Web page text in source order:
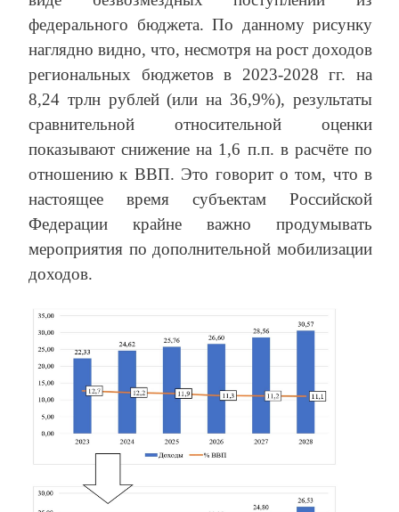
федерального бюджета. По данному рисунку
наглядно видно, что, несмотря на рост доходов
региональных бюджетов в 2023-2028 гг. на
8,24 трлн рублей (или на 36,9%), результаты
сравнительной относительной оценки
показывают снижение на 1,6 п.п. в расчёте по
отношению к ВВП. Это говорит о том, что в
настоящее время субъектам Российской
Федерации крайне важно продумывать
мероприятия по дополнительной мобилизации
доходов.